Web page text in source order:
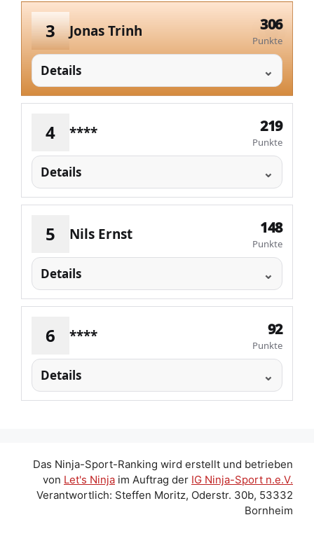
3 Jonas Trinh 306
Punkte
Details
4 **** 219
Punkte
Details
5 Nils Ernst 148
Punkte
Details
6 **** 92
Punkte
Details
Das Ninja-Sport-Ranking wird erstellt und betrieben
von Let's Ninja im Auftrag der IG Ninja-Sport n.e.V.
Verantwortlich: Steffen Moritz, Oderstr. 30b, 53332
Bornheim